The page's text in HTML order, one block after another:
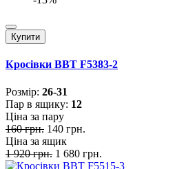
Купити
Кросівки BBT F5383-2
Розмiр: 26-31
Пар в ящику: 12
Ціна за пару
160 грн. 140 грн.
Ціна за ящик
1 920 грн. 1 680 грн.